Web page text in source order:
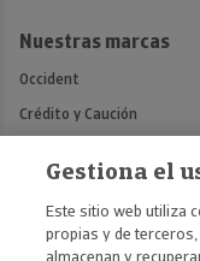
Nuestras marcas
Occident
Crédito y Caución
Contáctanos
Gestiona el
Este sitio web utiliza
propias y de